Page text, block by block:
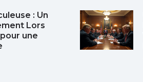
: Un
Lors
une